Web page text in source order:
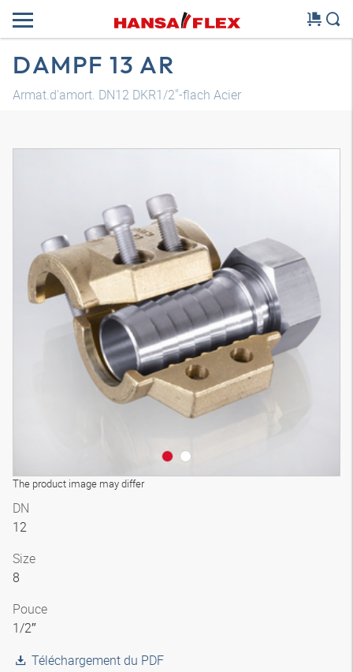
DAMPF 13 AR
Armat.d'amort. DN12 DKR1/2"-flach Acier
The product image may differ
DN
12
Size
8
Pouce
1/2″
Téléchargement du PDF